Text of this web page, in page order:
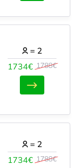
1734€ 1788€
= 2
1734€ 1788€
= 2